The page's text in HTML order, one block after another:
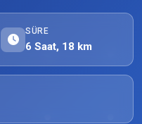
SÜRE
6 Saat, 18 km